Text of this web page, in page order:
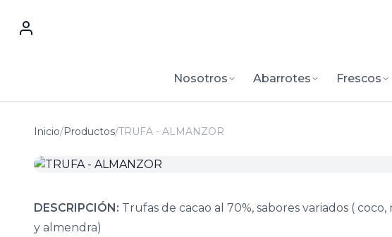
Nosotros Abarrotes Frescos
Inicio/Productos/TRUFA - ALMANZOR
DESCRIPCIÓN: Trufas de cacao al 70%, sabores variados (
y almendra)